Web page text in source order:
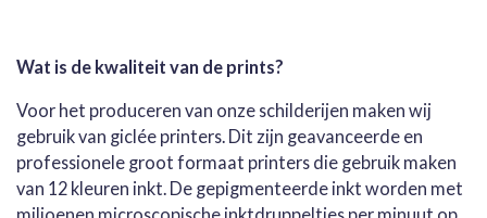
Wat is de kwaliteit van de prints?
Voor het produceren van onze schilderijen maken wij
gebruik van giclée printers. Dit zijn geavanceerde en
professionele groot formaat printers die gebruik maken
van 12 kleuren inkt. De gepigmenteerde inkt worden met